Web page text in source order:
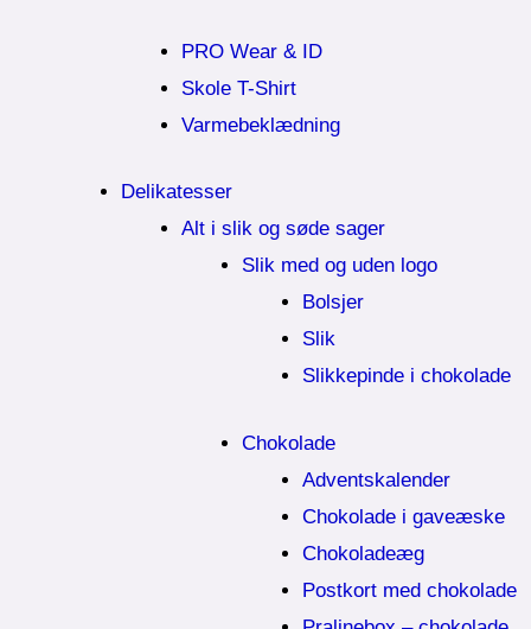
PRO Wear & ID
Skole T-Shirt
Varmebeklædning
Delikatesser
Alt i slik og søde sager
Slik med og uden logo
Bolsjer
Slik
Slikkepinde i chokolade
Chokolade
Adventskalender
Chokolade i gaveæske
Chokoladeæg
Postkort med chokolade